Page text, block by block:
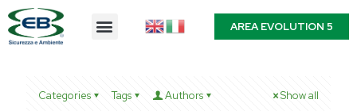
AREA EVOLUTION 5
Categories Tags Authors Show all